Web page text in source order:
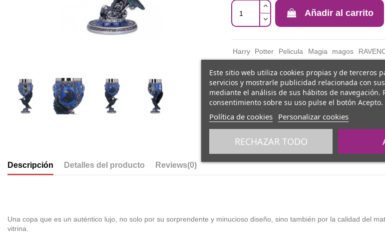
Añadir al carrito
Harry Potter Pelicula Magia magos
Descripción Detalles del producto Reviews(0)
Una copa que es un auténtico lujo, no solo por su sorprendente y minucioso diseño, sino también por la calidad del
vitrina.
Este sitio web utiliza cookies propias y de terceros
servicios y mostrarle publicidad relacionada con
mediante el análisis de sus hábitos de navegación.
consentimiento sobre su uso pulse el botón Acepto.
Política de cookies Personalizar cookies
RECHAZAR TODO